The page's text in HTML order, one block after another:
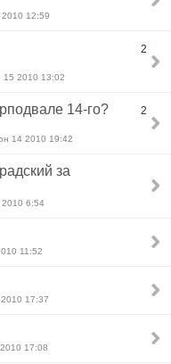
12:59
2
15 2010 13:02
14-го?
2
14 2010 19:42
за
6:54
11:52
17:37
17:08